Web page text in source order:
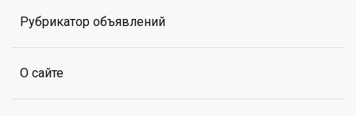
Рубрикатор объявлений
О сайте